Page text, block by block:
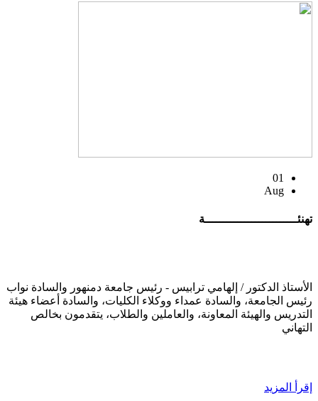
01
Aug
تهنئــــــــــــــــــــــــــة
الأستاذ الدكتور / إلهامي ترابيس - رئيس جامعة دمنهور والسادة نواب
رئيس الجامعة، والسادة عمداء ووكلاء الكليات، والسادة أعضاء هيئة
التدريس والهيئة المعاونة، والعاملين والطلاب، يتقدمون بخالص
التهاني
إقرأ المزيد